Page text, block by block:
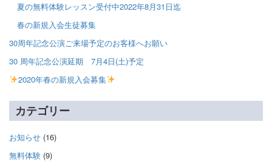
夏の無料体験レッスン受付中2022年8月31日迄
春の新規入会生徒募集
30周年記念公演ご来場予定のお客様へお願い
30 周年記念公演延期 7月4日(土)予定
2020年春の新規入会募集
カテゴリー
お知らせ (16)
無料体験 (9)